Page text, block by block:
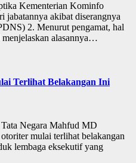
Kementerian Kominfo
jabatannya akibat diserangnya
2. Menurut pengamat, hal
menjelaskan alasannya…
Terlihat Belakangan Ini
Negara Mahfud MD
mulai terlihat belakangan
lembaga eksekutif yang